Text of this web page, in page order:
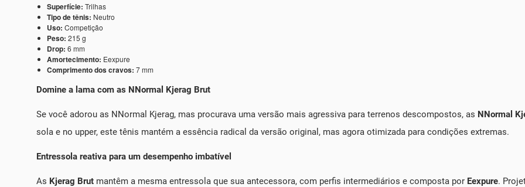
Superfície: Trilhas
Tipo de tênis: Neutro
Uso: Competição
Peso: 215 g
Drop: 6 mm
Amortecimento: Eexpure
Comprimento dos cravos: 7 mm
Domine a lama com as NNormal Kjerag Brut
Se você adorou as NNormal Kjerag, mas procurava uma versão mais agressiva para terrenos descompostos, as NNormal
sola e no upper, este tênis mantém a essência radical da versão original, mas agora otimizada para condições extremas.
Entressola reativa para um desempenho imbatível
As Kjerag Brut mantêm a mesma entressola que sua antecessora, com perfis intermediários e composta por Eexpure.